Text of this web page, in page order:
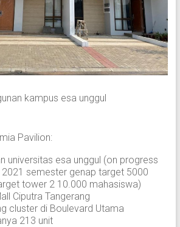
kampus esa unggul
Pavilion:
universitas esa unggul (on progress
semester genap target 5000
tower 2 10.000 mahasiswa)
Ciputra Tangerang
cluster di Boulevard Utama
213 unit